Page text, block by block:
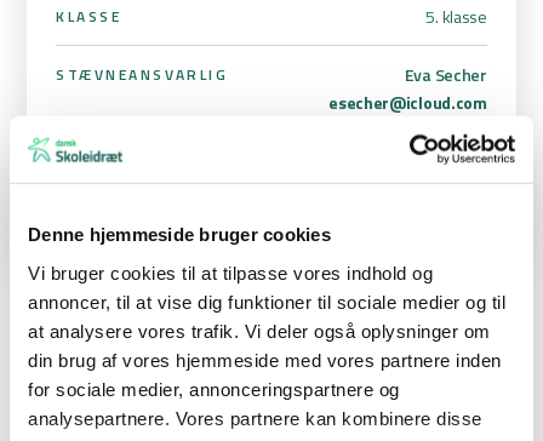
Denne hjemmeside bruger cookies
Vi bruger cookies til at tilpasse vores indhold og
annoncer, til at vise dig funktioner til sociale medier og til
at analysere vores trafik. Vi deler også oplysninger om
din brug af vores hjemmeside med vores partnere inden
for sociale medier, annonceringspartnere og
analysepartnere. Vores partnere kan kombinere disse
KLASSE 5. klasse
STÆVNEANSVARLIG
Eva Secher
esecher@icloud.com
60234772
DATOER KOMMER SNAREST!
Aktivitetsdage i vand for hele 5. klasser
juni 2027